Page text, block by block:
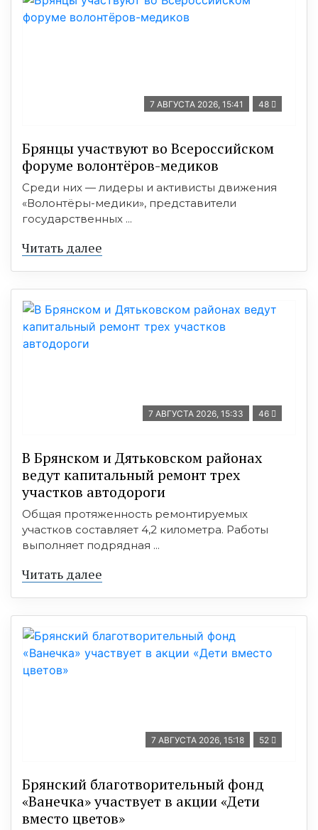
7 АВГУСТА 2026, 15:41 48
Брянцы участвуют во Всероссийском
форуме волонтёров-медиков
Среди них — лидеры и активисты движения
«Волонтёры-медики», представители
государственных ...
Читать далее
7 АВГУСТА 2026, 15:33 46
В Брянском и Дятьковском районах
ведут капитальный ремонт трех
участков автодороги
Общая протяженность ремонтируемых
участков составляет 4,2 километра. Работы
выполняет подрядная ...
Читать далее
7 АВГУСТА 2026, 15:18 52
Брянский благотворительный фонд
«Ванечка» участвует в акции «Дети
вместо цветов»